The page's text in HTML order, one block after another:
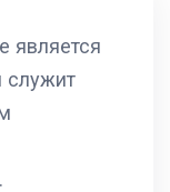
является
служит